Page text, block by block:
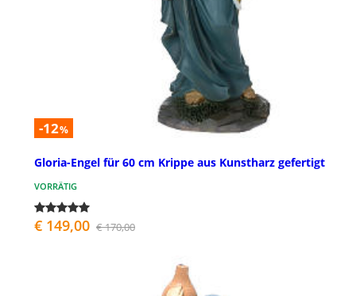
-12%
Gloria-Engel für 60 cm Krippe aus Kunstharz gefertigt
VORRÄTIG
€ 149,00 € 170,00